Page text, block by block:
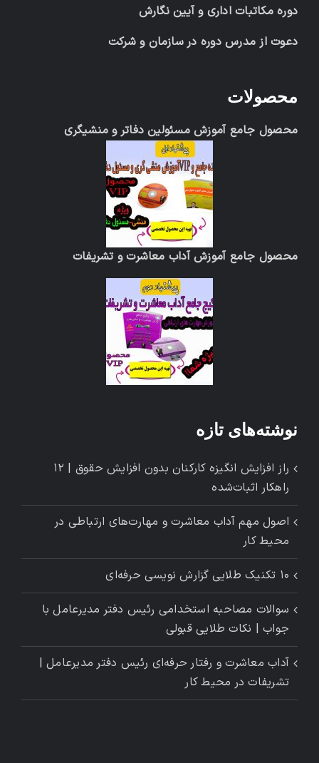
دوره مکاتبات اداری و آیین نگارش
دعوت از مدرس دوره در سازمان و شرکت
محصولات
محصول جامع آموزش مسئولین دفاتر و منشیگری
محصول جامع آموزش آداب معاشرت و تشریفات
نوشته‌های تازه
راز افزایش انگیزه کارکنان بدون افزایش حقوق | ۱۲
راهکار اثبات‌شده
اصول مهم آداب معاشرت و مهارت‌های ارتباطی در
محیط کار
۱۰ تکنیک طلایی گزارش ‌نویسی حرفه‌ای
سوالات مصاحبه استخدامی رئیس دفتر مدیرعامل با
جواب | نکات طلایی قبولی
آداب معاشرت و رفتار حرفه‌ای رئیس دفتر مدیرعامل |
تشریفات در محیط کار